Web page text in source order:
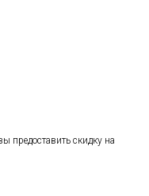
предоставить скидку на